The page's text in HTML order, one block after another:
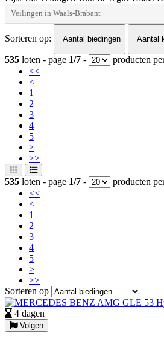
Veilingen in Waals-Brabant
Sorteren op: Aantal biedingen Aantal
535 loten - page 1/7 -
producten
<<
<
1
2
3
4
5
>
>>
535 loten - page 1/7 -
producten
<<
<
1
2
3
4
5
>
>>
Sorteren op
4 dagen
Volgen